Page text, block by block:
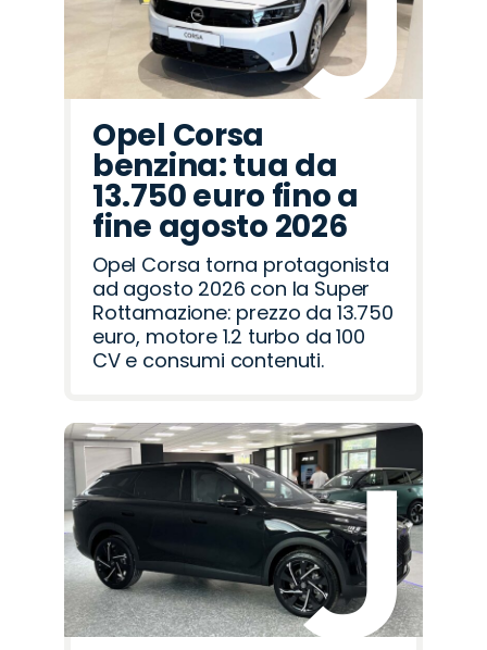
Opel Corsa
benzina: tua da
13.750 euro fino a
fine agosto 2026
Opel Corsa torna protagonista
ad agosto 2026 con la Super
Rottamazione: prezzo da 13.750
euro, motore 1.2 turbo da 100
CV e consumi contenuti.